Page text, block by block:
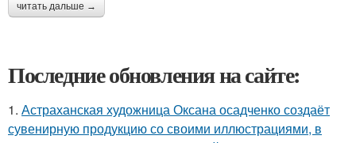
читать дальше →
Последние обновления на сайте:
1. Астраханская художница Оксана осадченко создаёт
сувенирную продукцию со своими иллюстрациями, в